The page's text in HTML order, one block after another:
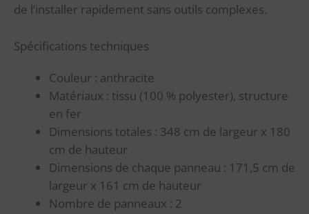
de l’installer rapidement sans outils complexes.
Spécifications techniques
Couleur : anthracite
Matériaux : tissu (100 % polyester), structure
en fer
Dimensions totales : 348 cm de largeur x 180
cm de hauteur
Dimensions de chaque panneau : 171,5 cm de
largeur x 161 cm de hauteur
Nombre de panneaux : 2